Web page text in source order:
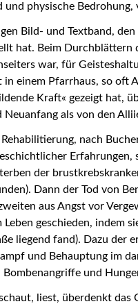
physische
Bild- und Textband,
hat. Beim
war, für
einem Pfarrhaus, so oft
Kraft« gezeigt
als von den
nach
der
Dann der Tod von
aus Angst vor
geschieden, indem
liegend fand). Dazu der
und Behauptung im
und
liest, überdenkt das